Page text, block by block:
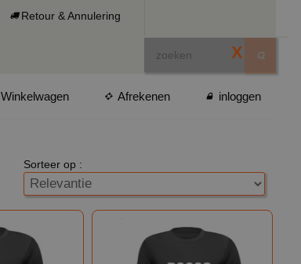
Retour & Annulering
X
Winkelwagen Afrekenen inloggen
Sorteer op :